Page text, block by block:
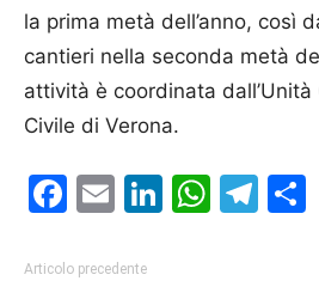
la prima metà dell’anno, così
cantieri nella seconda metà
attività è coordinata
Civile di Verona.
Facebook
EmailLinkedIn
Articolo precedente